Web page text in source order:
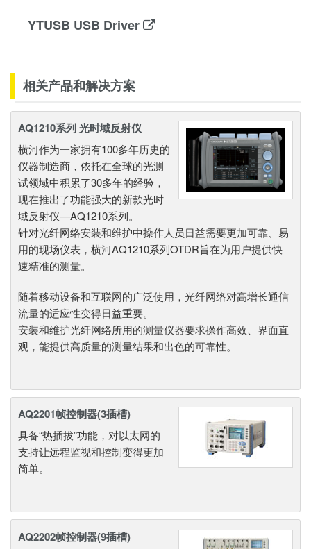
YTUSB USB Driver
相关产品和解决方案
AQ1210系列 光时域反射仪
横河作为一家拥有100多年历史的
仪器制造商，依托在全球的光测
试领域中积累了30多年的经验，
现在推出了功能强大的新款光时
域反射仪—AQ1210系列。
针对光纤网络安装和维护中操作人员日益需要更加可靠、易
用的现场仪表，横河AQ1210系列OTDR旨在为用户提供快
速精准的测量。
随着移动设备和互联网的广泛使用，光纤网络对高增长通信
流量的适应性变得日益重要。
安装和维护光纤网络所用的测量仪器要求操作高效、界面直
观，能提供高质量的测量结果和出色的可靠性。
AQ2201帧控制器(3插槽)
具备“热插拔”功能，对以太网的
支持让远程监视和控制变得更加
简单。
AQ2202帧控制器(9插槽)